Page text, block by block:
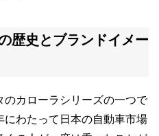
歴史とブランドイメー
のカローラシリーズの一つで
わたって日本の自動車市場